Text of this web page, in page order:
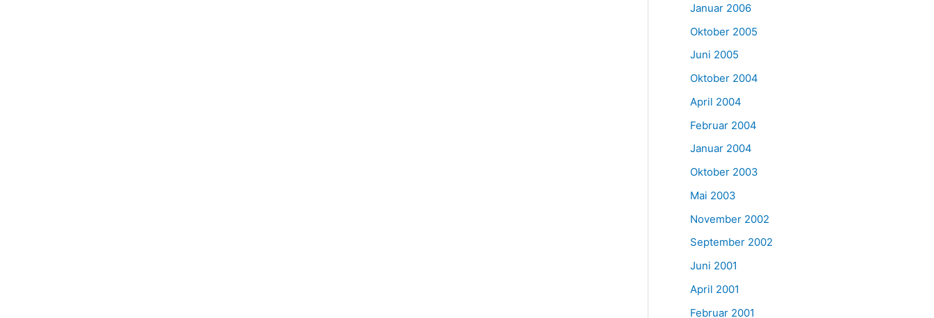
Januar 2006
Oktober 2005
Juni 2005
Oktober 2004
April 2004
Februar 2004
Januar 2004
Oktober 2003
Mai 2003
November 2002
September 2002
Juni 2001
April 2001
Februar 2001